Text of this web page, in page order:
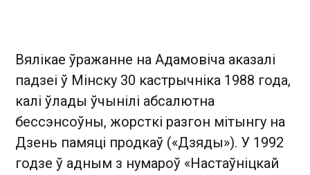
Вялікае ўражанне на Адамовіча аказалі
падзеі ў Мінску 30 кастрычніка 1988 года,
калі ўлады ўчынілі абсалютна
бессэнсоўны, жорсткі разгон мітынгу на
Дзень памяці продкаў («Дзяды»). У 1992
годзе ў адным з нумароў «Настаўніцкай